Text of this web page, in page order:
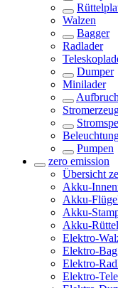
Walzen
Bagger
Radlader
Dumper
Minilader
Pumpen
zero emission
Übersicht
Akku-
Akku-
Akku-
Akku-
Elektro-
Elektro-
Elektro-
Elektro-